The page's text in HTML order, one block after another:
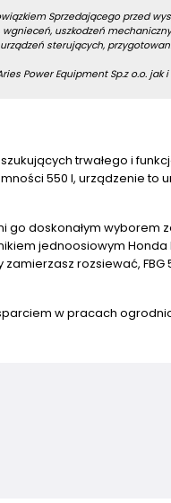
Sprzedającego przed
uszkodzeń
sterujących,
Power Equipment Sp.z o.o. jak
trwałego i
550 l, urządzenie to
go doskonałym
jednoosiowym
rozsiewać,
w pracach